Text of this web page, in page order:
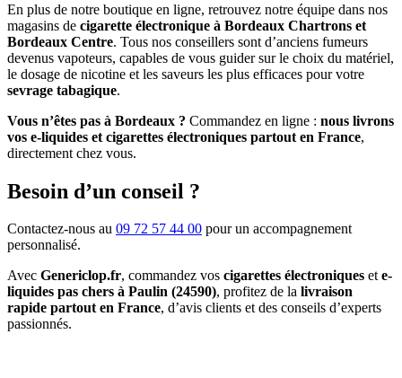
En plus de notre boutique en ligne, retrouvez notre équipe dans nos
magasins de cigarette électronique à Bordeaux Chartrons et
Bordeaux Centre. Tous nos conseillers sont d’anciens fumeurs
devenus vapoteurs, capables de vous guider sur le choix du matériel,
le dosage de nicotine et les saveurs les plus efficaces pour votre
sevrage tabagique.
Vous n’êtes pas à Bordeaux ? Commandez en ligne : nous livrons
vos e-liquides et cigarettes électroniques partout en France,
directement chez vous.
Besoin d’un conseil ?
Contactez-nous au 09 72 57 44 00 pour un accompagnement
personnalisé.
Avec Genericlop.fr, commandez vos cigarettes électroniques ete-
liquides pas chers à Paulin (24590), profitez de la livraison
rapide partout en France, d’avis clients et des conseils d’experts
passionnés.